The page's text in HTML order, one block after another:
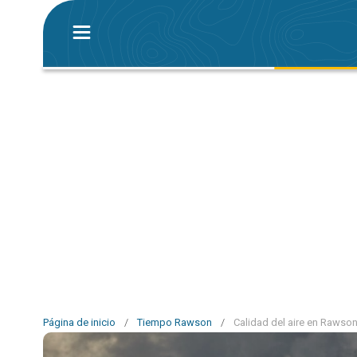
Página de inicio / Tiempo Rawson / Calidad del aire en Rawson